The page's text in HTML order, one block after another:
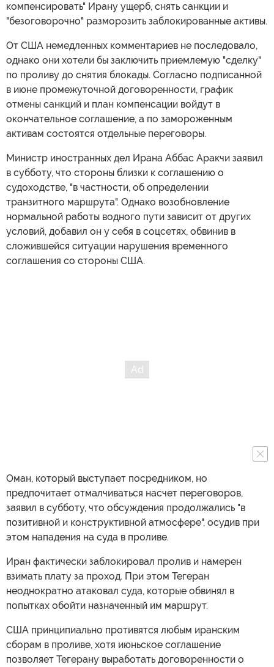
компенсировать" Ирану ущерб, снять санкции и
"безоговорочно" разморозить заблокированные активы.
От США немедленных комментариев не последовало,
однако они хотели бы заключить приемлемую "сделку"
по проливу до снятия блокады. Согласно подписанной
в июне промежуточной договоренности, график
отмены санкций и план компенсации войдут в
окончательное соглашение, а по замороженным
активам состоятся отдельные переговоры.
Министр иностранных дел Ирана Аббас Аракчи заявил
в субботу, что стороны близки к соглашению о
судоходстве, "в частности, об определении
транзитного маршрута". Однако возобновление
нормальной работы водного пути зависит от других
условий, добавил он у себя в соцсетях, обвинив в
сложившейся ситуации нарушения временного
соглашения со стороны США.
Оман, который выступает посредником, но
предпочитает отмалчиваться насчет переговоров,
заявил в субботу, что обсуждения продолжались "в
позитивной и конструктивной атмосфере", осудив при
этом нападения на суда в проливе.
Иран фактически заблокировал пролив и намерен
взимать плату за проход. При этом Тегеран
неоднократно атаковал суда, которые обвинял в
попытках обойти назначенный им маршрут.
США принципиально противятся любым иранским
сборам в проливе, хотя июньское соглашение
позволяет Тегерану выработать договоренности о